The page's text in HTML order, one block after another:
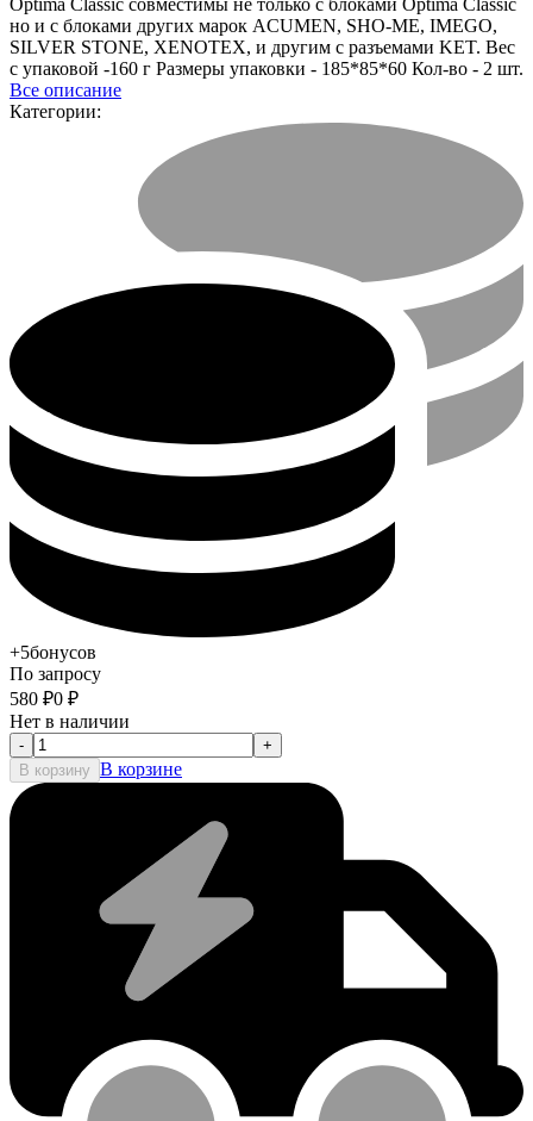
но и с блоками других марок ACUMEN, SHO-ME, IMEGO,
SILVER STONE, XENOTEX, и другим с разъемами KET. Вес
с упаковой -160 г Размеры упаковки - 185*85*60 Кол-во - 2 шт.
Все описание
Категории:
+5бонусов
По запросу
580 ₽0 ₽
Нет в наличии
-
+
В корзину В корзине